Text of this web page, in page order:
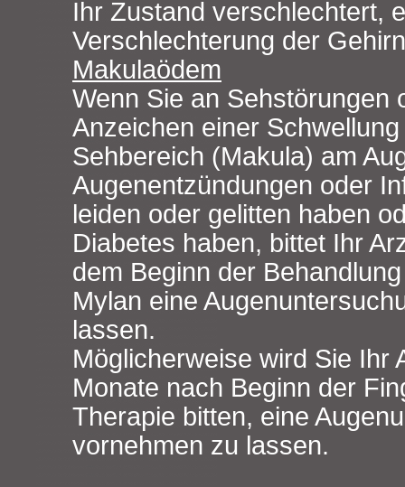
Ihr Zustand verschlechtert,
Verschlechterung der
Makulaödem
Wenn Sie an Sehstörungen
Anzeichen einer
Sehbereich (Makula) am
Augenentzündungen oder
leiden oder gelitten haben
Diabetes haben, bittet Ihr
dem Beginn der
Mylan eine
lassen.
Möglicherweise wird Sie Ihr
Monate nach Beginn der
Therapie bitten, eine
vornehmen zu lassen.